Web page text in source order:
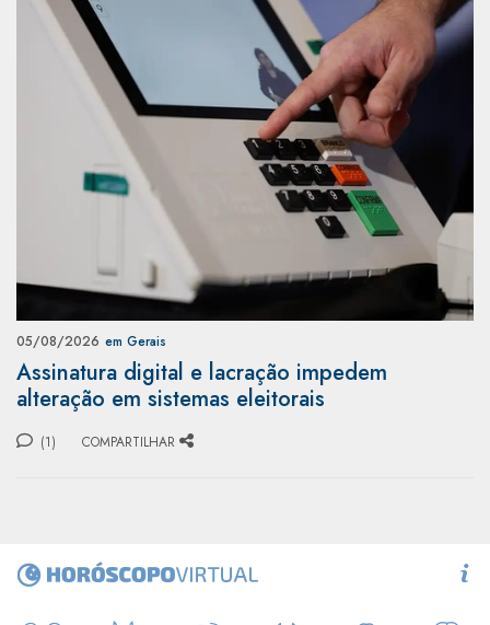
05/08/2026 em Gerais
Assinatura digital e lacração impedem
alteração em sistemas eleitorais
(1) COMPARTILHAR